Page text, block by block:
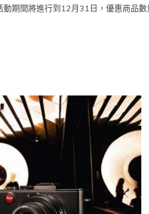
期間將進行到12月31日，優惠商品